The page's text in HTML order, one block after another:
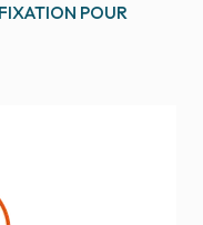
POUR